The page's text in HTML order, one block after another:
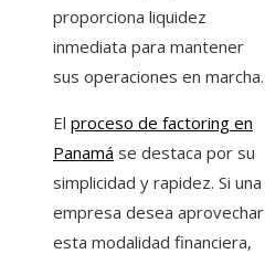
proporciona liquidez
inmediata para mantener
sus operaciones en marcha.
El proceso de factoring en
Panamá se destaca por su
simplicidad y rapidez. Si una
empresa desea aprovechar
esta modalidad financiera,